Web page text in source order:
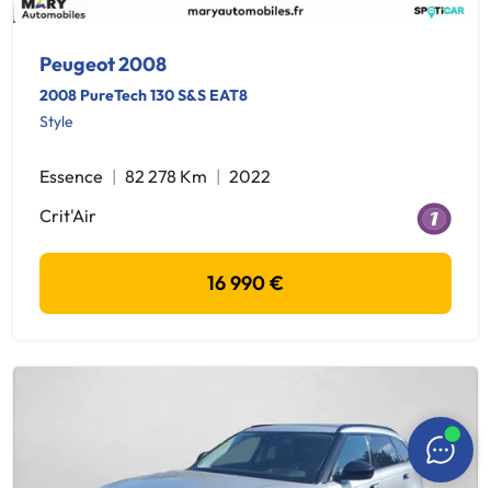
Peugeot 2008
2008 PureTech 130 S&S EAT8
Style
Essence 82 278 Km
2022
Crit'Air
16 990 €